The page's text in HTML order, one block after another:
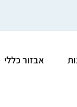
אבזור כללי